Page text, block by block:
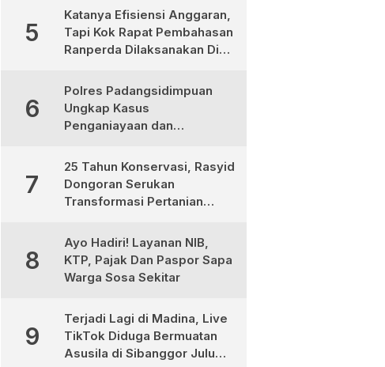
Pembunuhan, Pelaku
Berhasil di Bekuk Polisi
5
Katanya Efisiensi Anggaran,
Tapi Kok Rapat Pembahasan
Ranperda Dilaksanakan Di
6
Polres Padangsidimpuan
Ungkap Kasus
Penganiayaan dan
Diamankan
7
25 Tahun Konservasi, Rasyid
Dongoran Serukan
Transformasi Pertanian
8
Ayo Hadiri! Layanan NIB,
KTP, Pajak Dan Paspor Sapa
Warga Sosa Sekitar
9
Terjadi Lagi di Madina, Live
TikTok Diduga Bermuatan
Asusila di Sibanggor Julu